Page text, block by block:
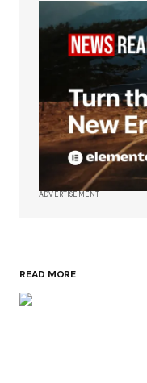
ADVERTISEMENT
READ MORE